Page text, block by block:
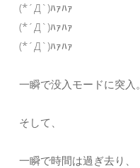
(*´Д`)ﾊｧﾊｧ
(*´Д`)ﾊｧﾊｧ
(*´Д`)ﾊｧﾊｧ
一瞬で没入モードに突入。
そして、
一瞬で時間は過ぎ去り、